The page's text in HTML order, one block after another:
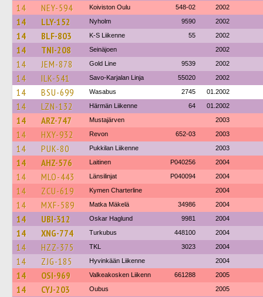
14 NEY-594 Koiviston Oulu 548-02 2002
14 LLY-152 Nyholm 9590 2002
14 BLF-803 K-S Liikenne 55 2002
14 TNI-208 Seinäjoen 2002
14 JEM-878 Gold Line 9539 2002
14 ILK-541 Savo-Karjalan Linja 55020 2002
14 BSU-699 Wasabus 2745 01.2002
14 LZN-132 Härmän Liikenne 64 01.2002
14 ARZ-747 Mustajärven 2003
14 HXY-932 Revon 652-03 2003
14 PUK-80 Pukkilan Liikenne 2003
14 AHZ-576 Laitinen P040256 2004
14 MLO-443 Länsilinjat P040094 2004
14 ZCU-619 Kymen Charterline 2004
14 MXF-589 Matka Mäkelä 34986 2004
14 UBI-312 Oskar Haglund 9981 2004
14 XNG-774 Turkubus 448100 2004
14 HZZ-375 TKL 3023 2004
14 ZJG-185 Hyvinkään Liikenne 2004
14 OSI-969 Valkeakosken Liikenn 661288 2005
14 CYJ-203 Oubus 2005